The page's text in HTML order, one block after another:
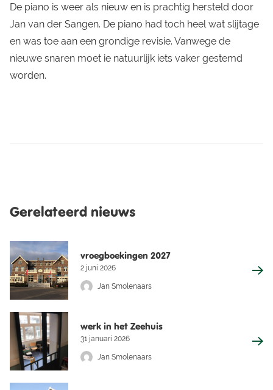
De piano is weer als nieuw en is prachtig hersteld door
Jan van der Sangen. De piano had toch heel wat slijtage
en was toe aan een grondige revisie. Vanwege de
nieuwe snaren moet ie natuurlijk iets vaker gestemd
worden.
Gerelateerd nieuws
vroegboekingen 2027
2 juni 2026
Jan Smolenaars
werk in het Zeehuis
31 januari 2026
Jan Smolenaars